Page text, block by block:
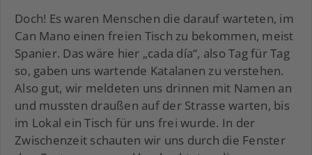
Doch! Es waren Menschen die darauf warteten, im
Can Mano einen freien Tisch zu bekommen, meist
Spanier. Das wäre hier „cada día“, also Tag für Tag
so, gaben uns wartende Katalanen zu verstehen.
Also gut, wir meldeten uns drinnen mit Namen an
und mussten draußen auf der Strasse warten, bis
im Lokal ein Tisch für uns frei wurde. In der
Zwischenzeit schauten wir uns durch die Fenster